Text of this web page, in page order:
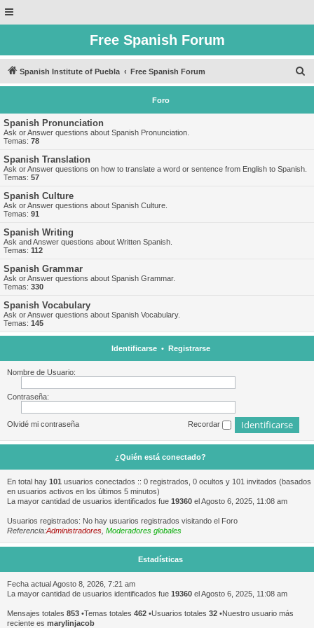
Free Spanish Forum
Spanish Institute of Puebla Free Spanish Forum
u
Foro
Spanish Pronunciation
Ask or Answer questions about Spanish Pronunciation.
Temas: 78
Spanish Translation
Ask or Answer questions on how to translate a word or sentence from English to Spanish.
Temas: 57
Spanish Culture
Ask or Answer questions about Spanish Culture.
Temas: 91
Spanish Writing
Ask and Answer questions about Written Spanish.
Temas: 112
Spanish Grammar
Ask or Answer questions about Spanish Grammar.
Temas: 330
Spanish Vocabulary
Ask or Answer questions about Spanish Vocabulary.
Temas: 145
Identificarse• Registrarse
Nombre de Usuario:
Contraseña:
Olvidé mi contraseña Recordar
¿Quién está conectado?
En total hay 101 usuarios conectados :: 0 registrados, 0 ocultos y 101 invitados (basados
en usuarios activos en los últimos 5 minutos)
La mayor cantidad de usuarios identificados fue 19360 el Agosto 6, 2025, 11:08 am
Usuarios registrados: No hay usuarios registrados visitando el Foro
Referencia:Administradores Moderadores globales
Estadísticas
Fecha actual Agosto 8, 2026, 7:21 am
La mayor cantidad de usuarios identificados fue 19360 el Agosto 6, 2025, 11:08 am
Mensajes totales 853 •Temas totales 462 •Usuarios totales 32 •Nuestro usuario más
reciente es marylinjacob